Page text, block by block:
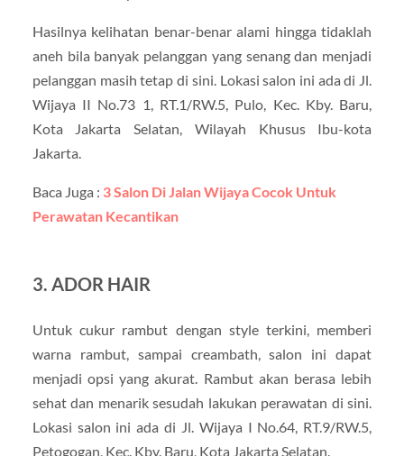
Hasilnya kelihatan benar-benar alami hingga tidaklah
aneh bila banyak pelanggan yang senang dan menjadi
pelanggan masih tetap di sini. Lokasi salon ini ada di Jl.
Wijaya II No.73 1, RT.1/RW.5, Pulo, Kec. Kby. Baru,
Kota Jakarta Selatan, Wilayah Khusus Ibu-kota
Jakarta.
Baca Juga : 3 Salon Di Jalan Wijaya Cocok Untuk
Perawatan Kecantikan
3. ADOR HAIR
Untuk cukur rambut dengan style terkini, memberi
warna rambut, sampai creambath, salon ini dapat
menjadi opsi yang akurat. Rambut akan berasa lebih
sehat dan menarik sesudah lakukan perawatan di sini.
Lokasi salon ini ada di Jl. Wijaya I No.64, RT.9/RW.5,
Petogogan, Kec. Kby. Baru, Kota Jakarta Selatan.